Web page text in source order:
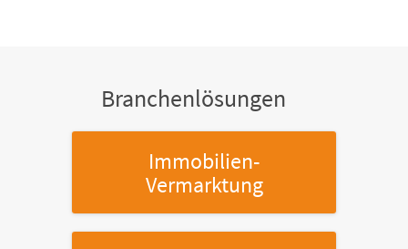
Branchenlösungen
Immobilien-
Vermarktung